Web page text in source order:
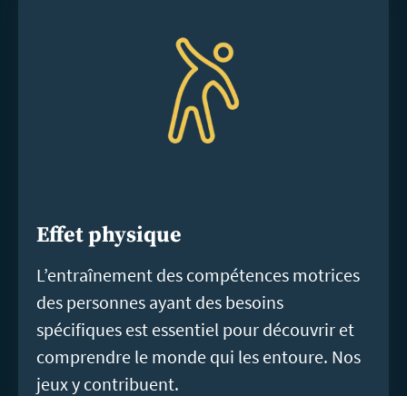
Effet physique
L’entraînement des compétences motrices
des personnes ayant des besoins
spécifiques est essentiel pour découvrir et
comprendre le monde qui les entoure. Nos
jeux y contribuent.